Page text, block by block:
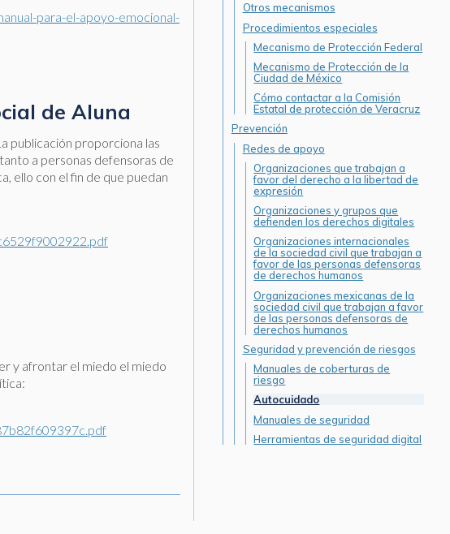
para-el-apoyo-emocional-
de Aluna
publicación proporciona las
a personas defensoras de
ello con el fin de que puedan
y afrontar el miedo el miedo
Otros mecanismos
Procedimientos especiales
Mecanismo de Protección Federal
Mecanismo de Protección de la
Ciudad de México
Cómo contactar a la Comisión
Estatal de protección de Veracruz
Prevención
Redes de apoyo
Organizaciones que trabajan a
favor del derecho a la libertad de
expresión
Organizaciones y grupos que
defienden los derechos digitales
Organizaciones internacionales
de la sociedad civil que trabajan a
favor de las personas defensoras
de derechos humanos
Organizaciones mexicanas de la
sociedad civil que trabajan a favor
de las personas defensoras de
derechos humanos
Seguridad y prevención de riesgos
Manuales de coberturas de
riesgo
Autocuidado
Manuales de seguridad
Herramientas de seguridad digital